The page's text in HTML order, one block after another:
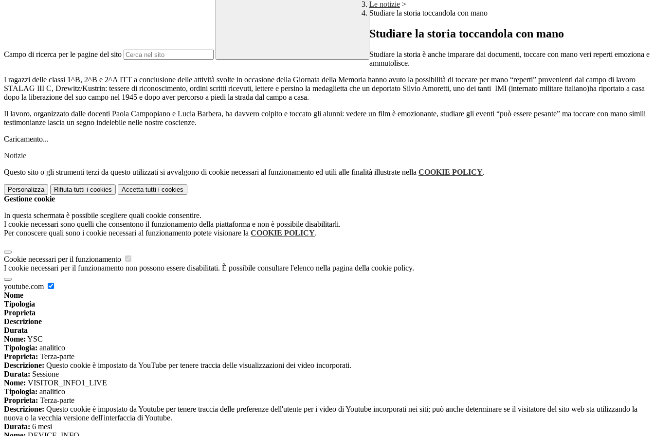
Campo di ricerca per le pagine del sito
Le notizie >
Studiare la storia toccandola con mano
Studiare la storia toccandola con mano
Studiare la storia è anche imparare dai documenti, toccare con mano veri reperti emoziona e
ammutolisce.
I ragazzi delle classi 1^B, 2^B e 2^A ITT a conclusione delle attività svolte in occasione della Giornata della Memoria hanno avuto la possibilità di toccare per mano “reperti” provenienti dal campo di lavoro
STALAG III C, Drewitz/Kustrin: tessere di riconoscimento, ordini scritti ricevuti, lettere e persino la medaglietta che un deportato Silvio Amoretti, uno dei tanti IMI (internato militare italiano)ha riportato a casa
dopo la liberazione del suo campo nel 1945 e dopo aver percorso a piedi la strada dal campo a casa.
Il lavoro, organizzato dalle docenti Paola Campopiano e Lucia Barbera, ha davvero colpito e toccato gli alunni: vedere un film è emozionante, studiare gli eventi “può essere pesante” ma toccare con mano simili
testimonianze lascia un segno indelebile nelle nostre coscienze.
Caricamento...
Notizie
Questo sito o gli strumenti terzi da questo utilizzati si avvalgono di cookie necessari al funzionamento ed utili alle finalità illustrate nella COOKIE POLICY.
Personalizza Rifiuta tutti i cookies Accetta tutti i cookies
Gestione cookie
In questa schermata è possibile scegliere quali cookie consentire.
I cookie necessari sono quelli che consentono il funzionamento della piattaforma e non è possibile disabilitarli.
Per conoscere quali sono i cookie necessari al funzionamento potete visionare la COOKIE POLICY.
Cookie necessari per il funzionamento
I cookie necessari per il funzionamento non possono essere disabilitati. È possibile consultare l'elenco nella pagina della cookie policy.
youtube.com
Nome
Tipologia
Proprieta
Descrizione
Durata
Nome: YSC
Tipologia: analitico
Proprieta: Terza-parte
Descrizione: Questo cookie è impostato da YouTube per tenere traccia delle visualizzazioni dei video incorporati.
Durata: Sessione
Nome: VISITOR_INFO1_LIVE
Tipologia: analitico
Proprieta: Terza-parte
Descrizione: Questo cookie è impostato da Youtube per tenere traccia delle preferenze dell'utente per i video di Youtube incorporati nei siti; può anche determinare se il visitatore del sito web sta utilizzando la
nuova o la vecchia versione dell'interfaccia di Youtube.
Durata: 6 mesi